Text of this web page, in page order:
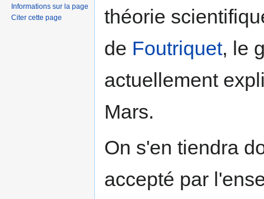
théorie
de Foutriquet, le
actuellement
Mars.
On s'en tiendra
accepté par
Informations sur la page
Citer cette page